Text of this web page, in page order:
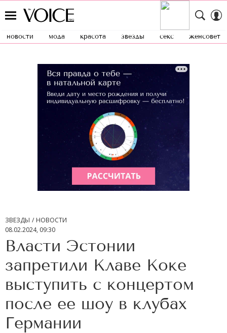
новости мода красота звезды секс женсовет
ЗВЕЗДЫ
НОВОСТИ
08.02.2024, 09:30
Власти Эстонии
запретили Клаве Коке
выступить с концертом
после ее шоу в клубах
Германии